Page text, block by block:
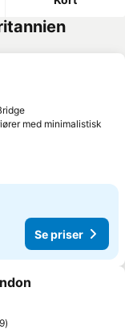
med minimalistisk
Se priser